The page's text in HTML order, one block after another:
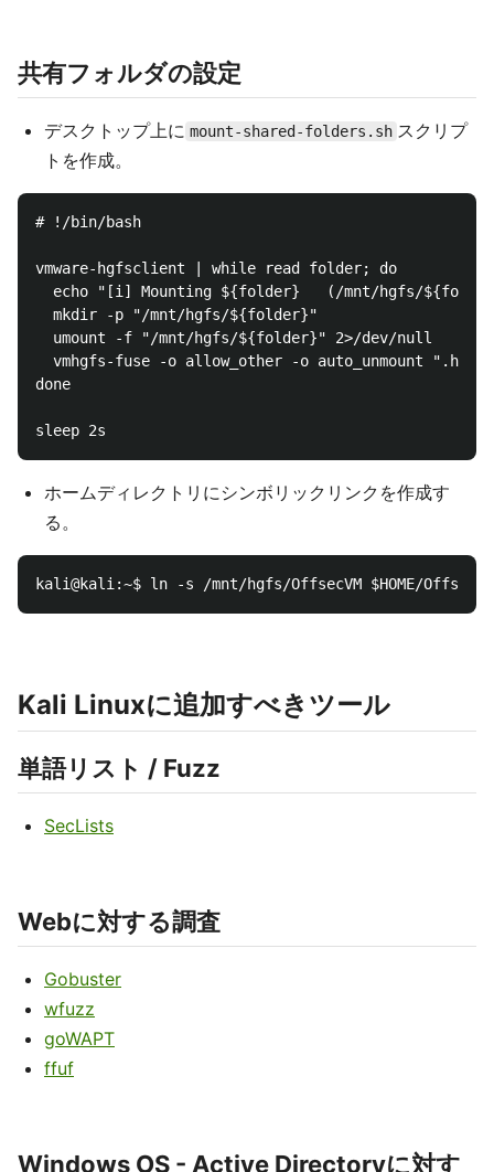
共有フォルダの設定
デスクトップ上に mount-shared-folders.sh スクリプ
トを作成。
# !/bin/bash
vmware-hgfsclient | while read folder; do
echo "[i] Mounting ${folder}   (/mnt/hgfs/
  mkdir -p "/mnt/hgfs/${folder}"
  umount -f "/mnt/hgfs/${folder}" 2>/dev/null
vmhgfs-fuse -o allow_other -o auto_unmount
done
ホームディレクトリにシンボリックリンクを作成す
る。
Kali Linuxに追加すべきツール
単語リスト / Fuzz
SecLists
Webに対する調査
Gobuster
wfuzz
goWAPT
ffuf
Windows OS - Active Directoryに対す